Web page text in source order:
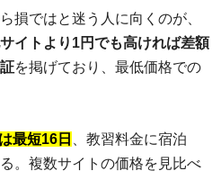
損ではと迷う人に向くのが、
イトより1円でも高ければ差額
を掲げており、最低価格での
最短16日
、教習料金に宿泊
。複数サイトの価格を見比べ